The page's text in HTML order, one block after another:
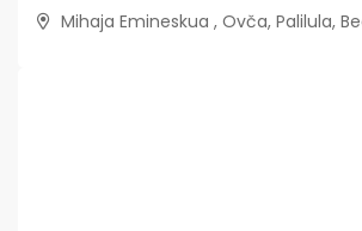
Mihaja Emineskua , Ovča, Palilula,